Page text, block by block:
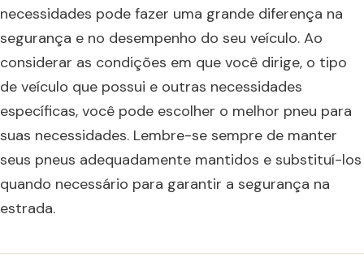
necessidades pode fazer uma grande diferença na
segurança e no desempenho do seu veículo. Ao
considerar as condições em que você dirige, o tipo
de veículo que possui e outras necessidades
específicas, você pode escolher o melhor pneu para
suas necessidades. Lembre-se sempre de manter
seus pneus adequadamente mantidos e substituí-los
quando necessário para garantir a segurança na
estrada.